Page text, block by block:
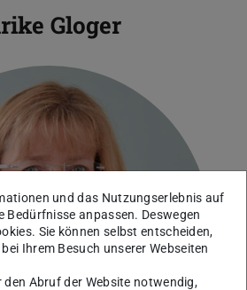
Gloger
und das Nutzungserlebnis auf
Bedürfnisse anpassen. Deswegen
Sie können selbst entscheiden,
Ihrem Besuch unserer Webseiten
den Abruf der Website notwendig,